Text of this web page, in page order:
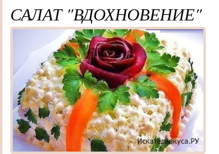
САЛАТ "ВДОХНОВЕНИЕ"